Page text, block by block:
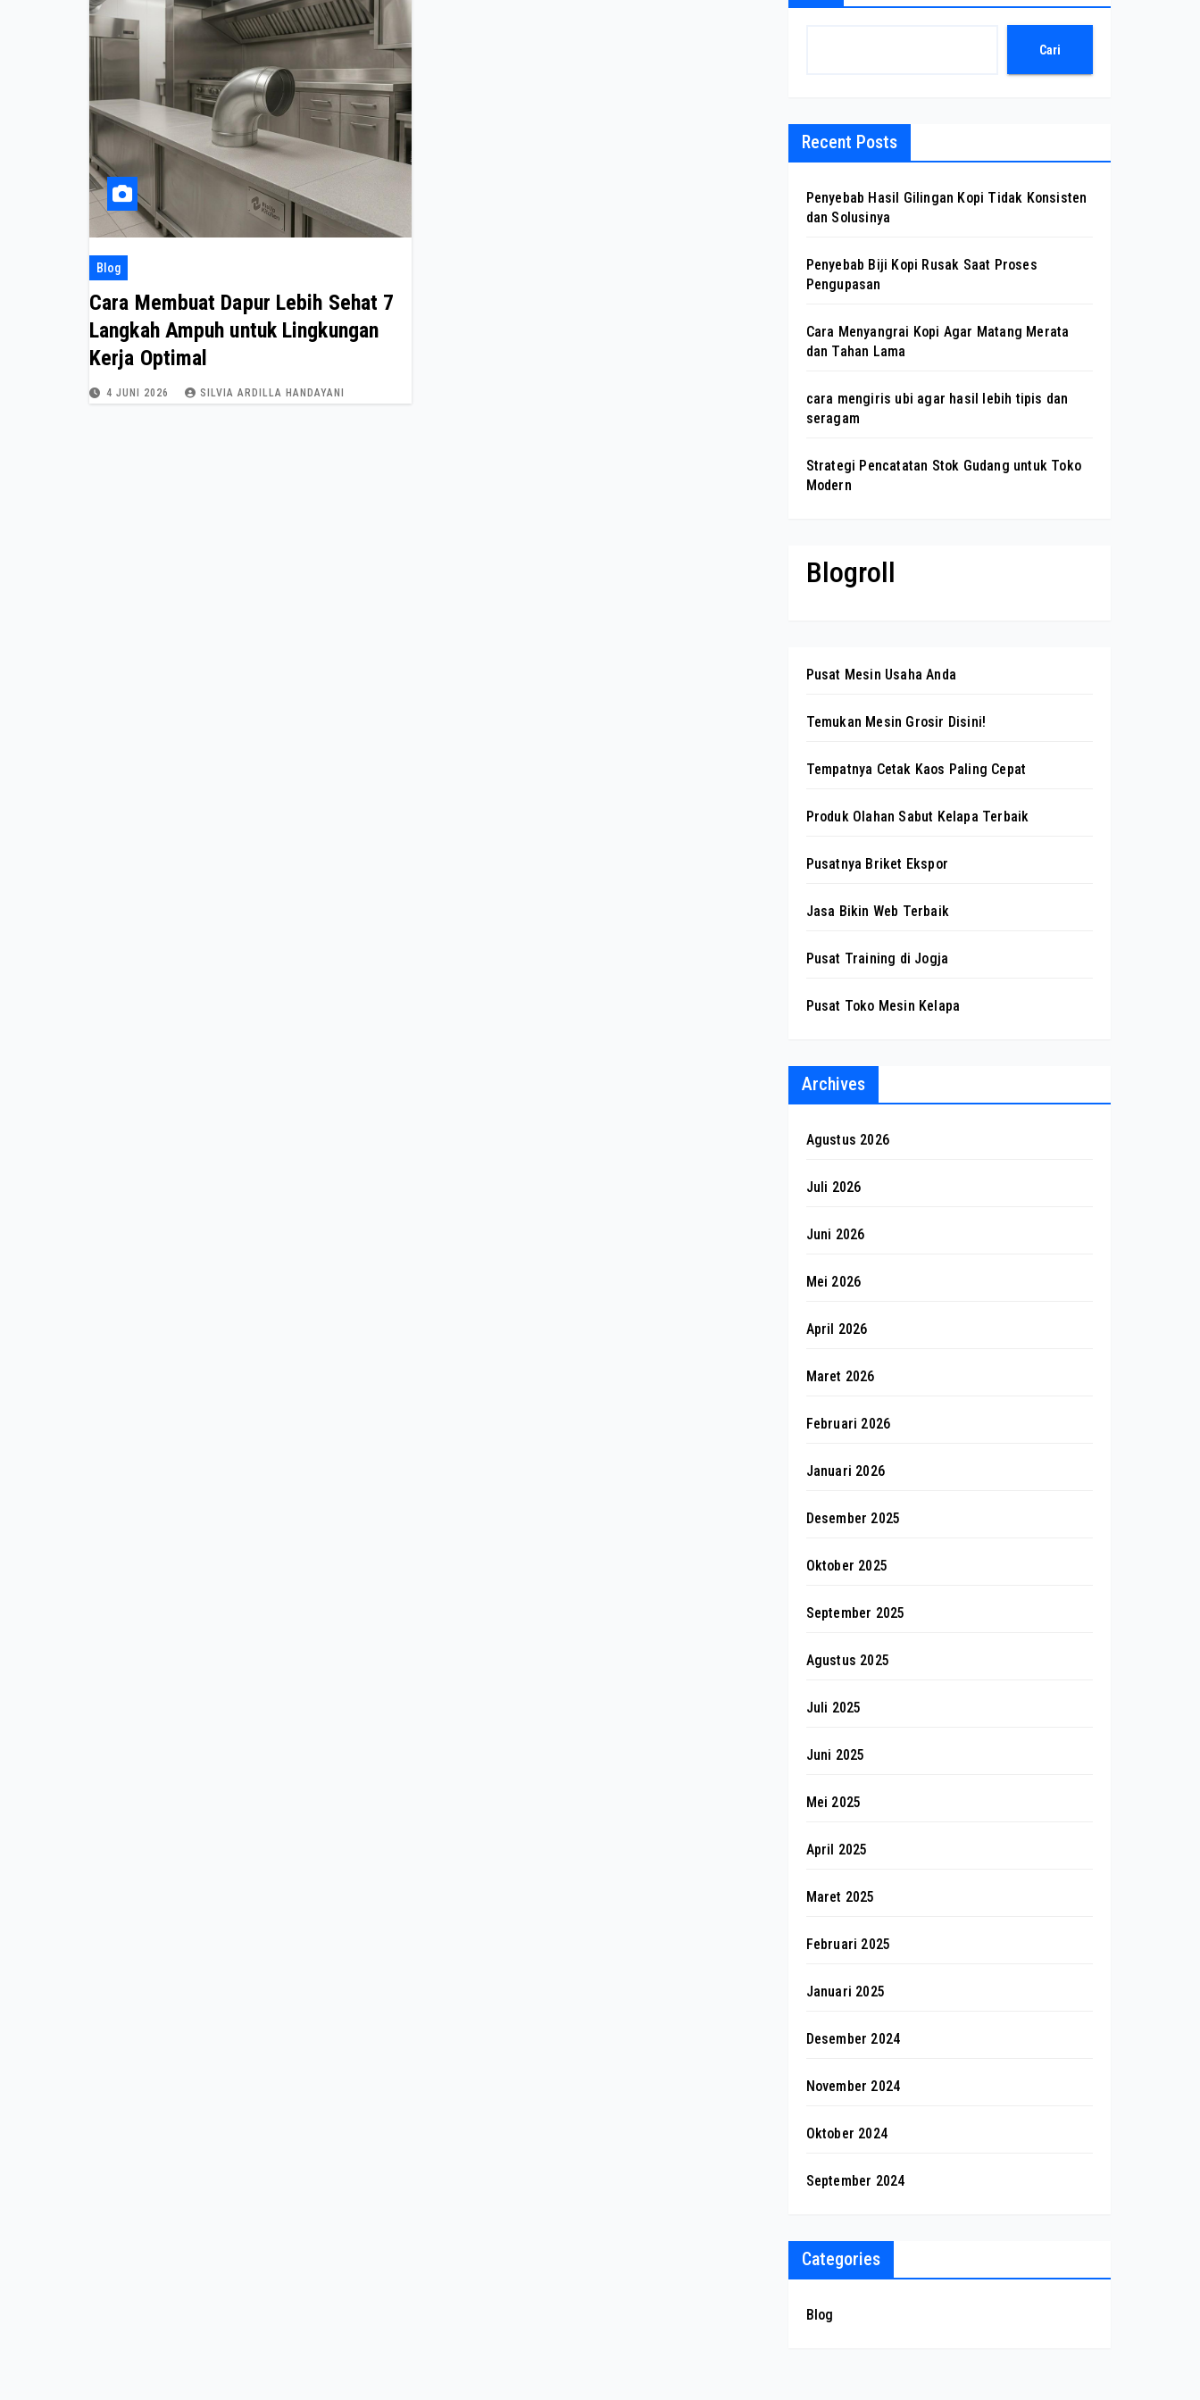
Blog
Cara Membuat Dapur Lebih Sehat 7
Langkah Ampuh untuk Lingkungan
Kerja Optimal
4 JUNI 2026 SILVIA ARDILLA HANDAYANI
Cari
Recent Posts
Penyebab Hasil Gilingan Kopi Tidak Konsisten
dan Solusinya
Penyebab Biji Kopi Rusak Saat Proses
Pengupasan
Cara Menyangrai Kopi Agar Matang Merata
dan Tahan Lama
cara mengiris ubi agar hasil lebih tipis dan
seragam
Strategi Pencatatan Stok Gudang untuk Toko
Modern
Blogroll
Pusat Mesin Usaha Anda
Temukan Mesin Grosir Disini!
Tempatnya Cetak Kaos Paling Cepat
Produk Olahan Sabut Kelapa Terbaik
Pusatnya Briket Ekspor
Jasa Bikin Web Terbaik
Pusat Training di Jogja
Pusat Toko Mesin Kelapa
Archives
Agustus 2026
Juli 2026
Juni 2026
Mei 2026
April 2026
Maret 2026
Februari 2026
Januari 2026
Desember 2025
Oktober 2025
September 2025
Agustus 2025
Juli 2025
Juni 2025
Mei 2025
April 2025
Maret 2025
Februari 2025
Januari 2025
Desember 2024
November 2024
Oktober 2024
September 2024
Categories
Blog